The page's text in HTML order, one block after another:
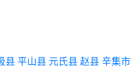
县 平山县 元氏县 赵县 辛集市